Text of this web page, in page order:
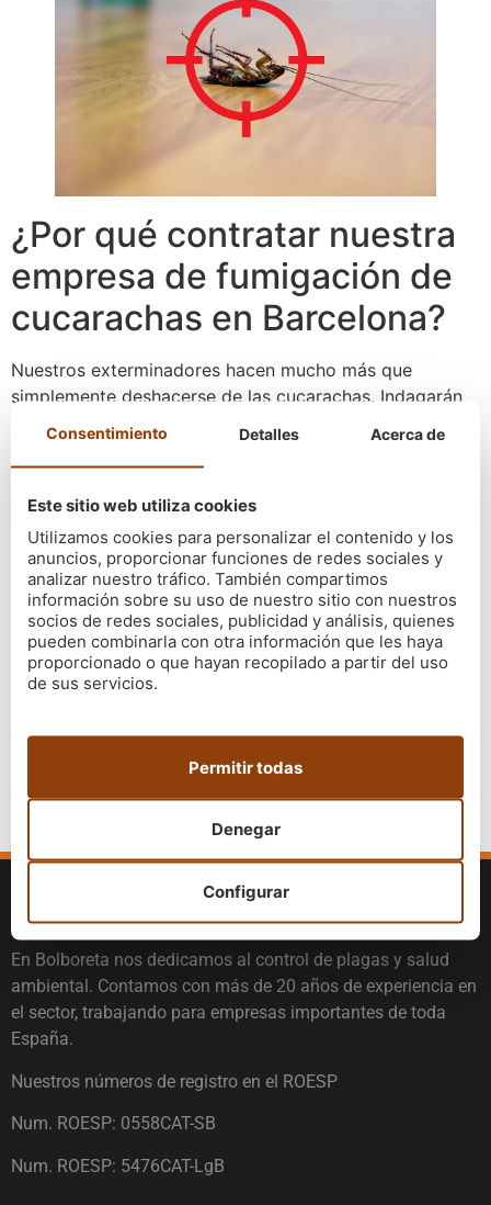
¿Por qué contratar nuestra
empresa de fumigación de
cucarachas en Barcelona?
Nuestros exterminadores hacen mucho más que
simplemente deshacerse de las cucarachas. Indagarán
para descubrir qué las ha atraído a tu casa y el lugar
bloquearlo yevitar que se produzcan nuevas plagas
tras la fumigación. Esa es para nosotros la parte más
importante del trabajo.
Para todo esto, es imprescindible contar con la
experiencia y los conocimientos necesarios. Nuestros
exterminadores conocen los distintos tipos de
cucarachas y sus hábitos. Cada especie es diferente. A
algunas les gusta estar cerca de la fuente de alimento,
Contáctanos ya sin compromisoy descubre cómo
fumigar cucarachas al mejor precio y con las mejores
SOBRE NOSOTROS
En Bolboreta nos dedicamos al control de plagas y salud
ambiental. Contamos con más de 20 años de experiencia en
el sector, trabajando para empresas importantes de toda
España.
Nuestros números de registro en el ROESP
Num. ROESP: 0558CAT-SB
Num. ROESP: 5476CAT-LgB
Consentimiento Detalles Acerca de
Este sitio web utiliza cookies
Utilizamos cookies para personalizar el contenido y los
anuncios, proporcionar funciones de redes sociales y
analizar nuestro tráfico. También compartimos
información sobre su uso de nuestro sitio con nuestros
socios de redes sociales, publicidad y análisis, quienes
pueden combinarla con otra información que les haya
proporcionado o que hayan recopilado a partir del uso
de sus servicios.
Configurar
Denegar
Permitir todas